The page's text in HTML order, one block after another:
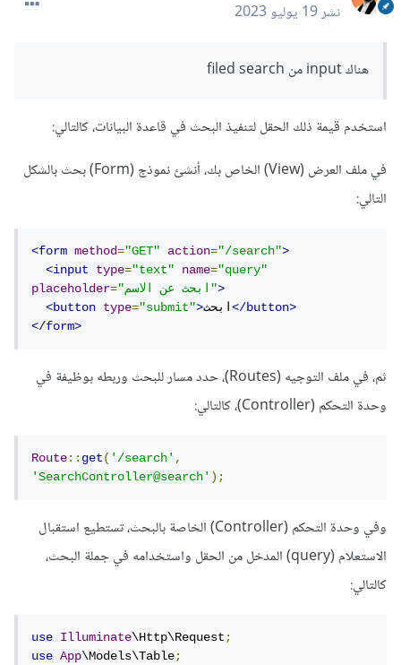
نشر19 يوليو 2023
هناك input من filed search
استخدم قيمة ذلك الحقل لتنفيذ البحث في قاعدة البيانات، كالتالي:
في ملف العرض (View) الخاص بك، أنشئ نموذج (Form) بحث بالشكل
التالي:
<form method="GET" action="/search">
<input
type="text" name="query"
placeholder= "ابحث عن الاسم">
<button
type="submit">ابحث</button>
</form>
ثم، في ملف التوجيه (Routes)، حدد مسار للبحث وربطه بوظيفة في
وحدة التحكم (Controller)، كالتالي:
Route::get('/search',
'SearchController@search');
وفي وحدة التحكم (Controller) الخاصة بالبحث، تستطيع استقبال
الاستعلام (query) المدخل من الحقل واستخدامه في جملة البحث،
كالتالي:
use Illuminate\Http\Request;
use
App\Models\Table;